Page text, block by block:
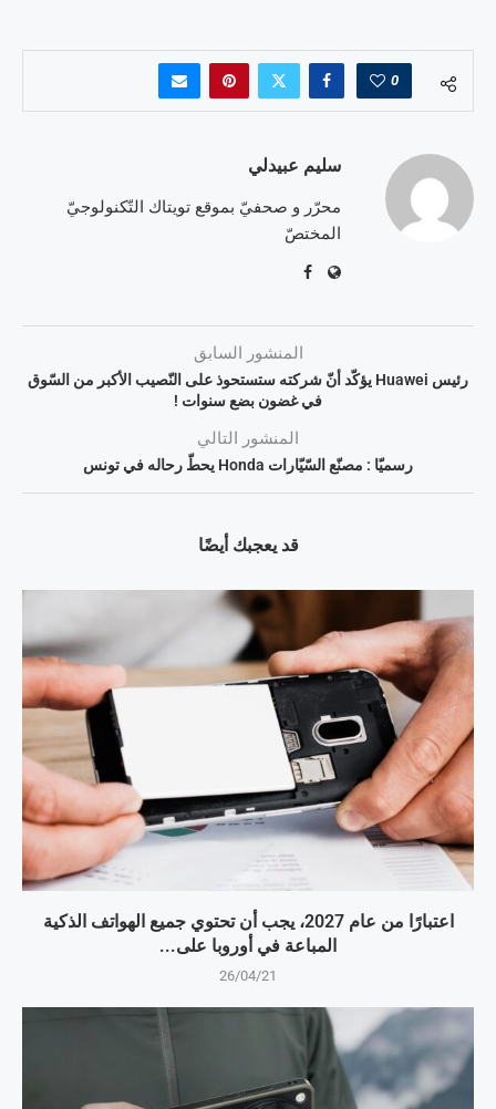
0
سليم عبيدلي
محرّر و صحفيّ بموقع تويتاك التّكنولوجيّ
المختصّ
المنشور السابق
رئيس Huawei يؤكّد أنّ شركته ستستحوذ على النّصيب الأكبر من السّوق
في غضون بضع سنوات !
المنشور التالي
رسميّا : مصنّع السّيّارات Honda يحطّ رحاله في تونس
قد يعجبك أيضًا
اعتبارًا من عام 2027، يجب أن تحتوي جميع الهواتف الذكية
المباعة في أوروبا على...
26/04/21